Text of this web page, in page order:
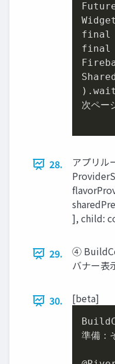
final
final
次ペー
28.
アプリル
], child:
29.
④
バナー表
30. [beta]
準備：